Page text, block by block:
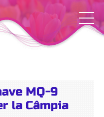
MQ-9
la Câmpia